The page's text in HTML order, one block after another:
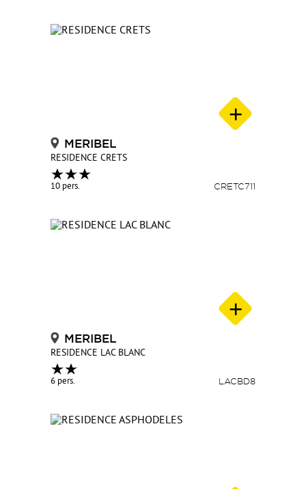
MERIBEL
RESIDENCE CRETS
10 pers. CRETC711
MERIBEL
RESIDENCE LAC BLANC
6 pers. LACBD8